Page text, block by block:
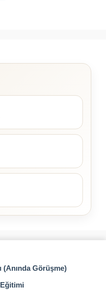
(Anında Görüşme)